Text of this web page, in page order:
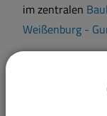
im zentralen
Weißenburg -
steht Ihnen das
Altmühltal